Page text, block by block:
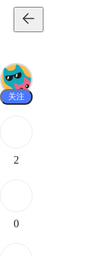
关注
2
0